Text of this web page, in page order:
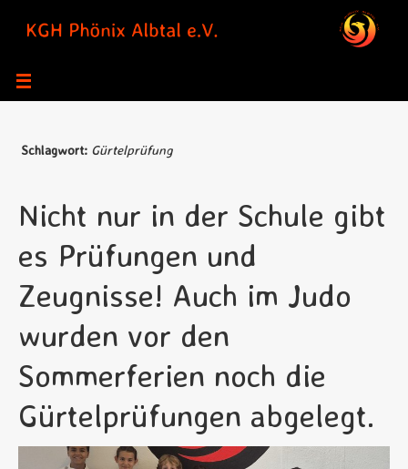
Inhalt
Schlagwort: Gürtelprüfung
Nicht nur in der Schule gibt
es Prüfungen und
Zeugnisse! Auch im Judo
wurden vor den
Sommerferien noch die
Gürtelprüfungen abgelegt.